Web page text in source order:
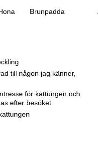
Brunpadda
till någon jag känner,
för kattungen och
efter besöket